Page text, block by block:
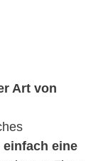
Art von
einfach eine